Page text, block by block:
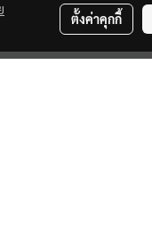
ตั้งค่าคุกกี้